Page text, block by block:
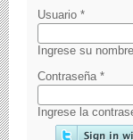
Usuario *
Ingrese su
Contraseña *
Ingrese la